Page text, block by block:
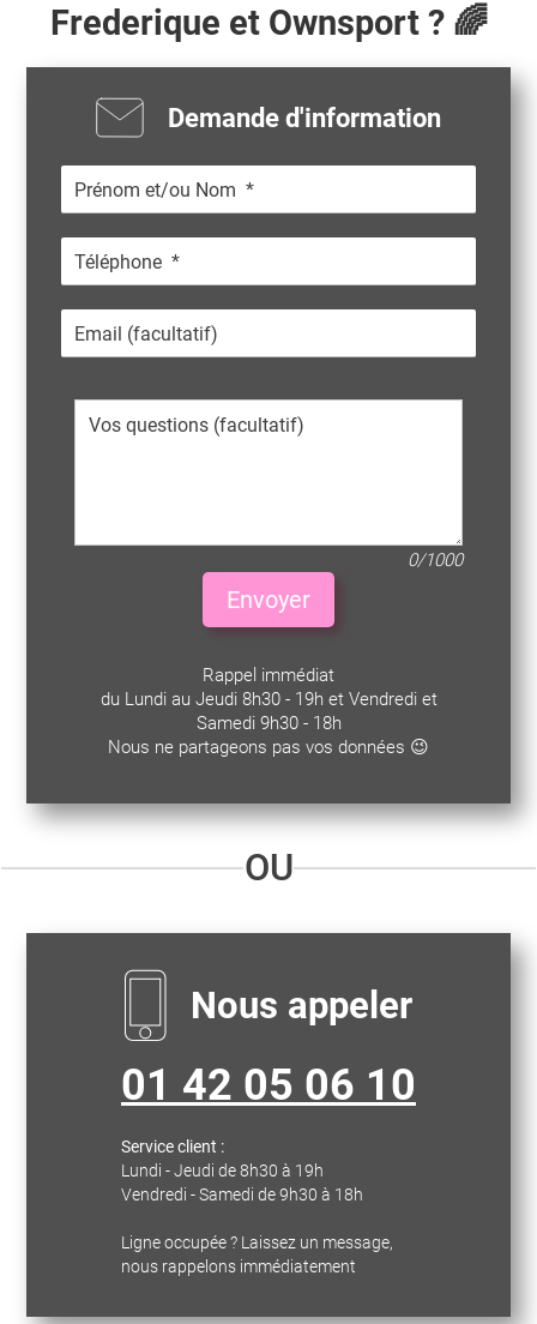
Frederique et Ownsport ? 🌈
Demande d'information
0/1000
Envoyer
Rappel immédiat
du Lundi au Jeudi 8h30 - 19h et Vendredi et
Samedi 9h30 - 18h
Nous ne partageons pas vos données 😉
OU
Nous appeler
01 42 05 06 10
Service client :
Lundi - Jeudi de 8h30 à 19h
Vendredi - Samedi de 9h30 à 18h
Ligne occupée ? Laissez un message,
nous rappelons immédiatement